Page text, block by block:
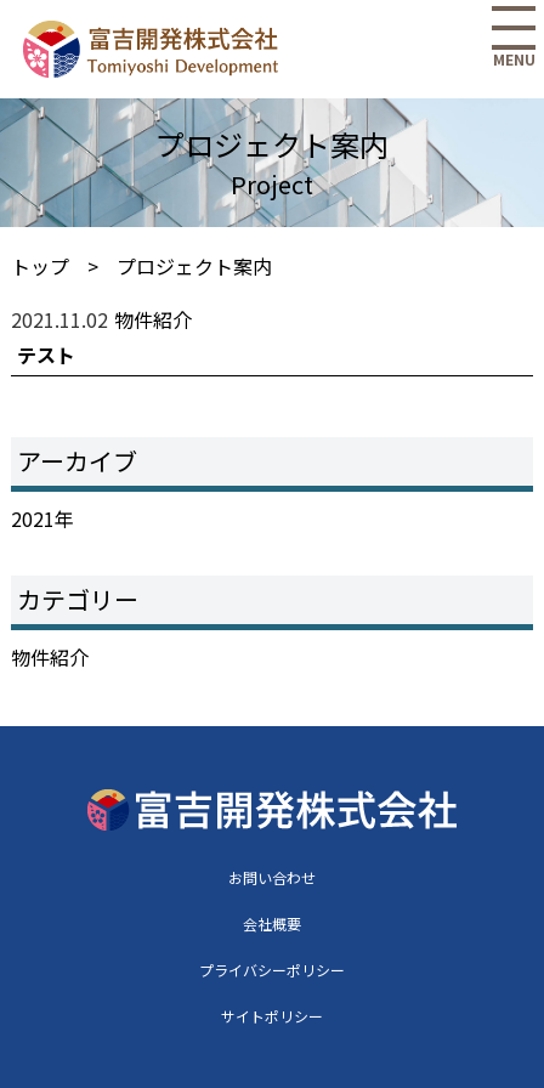
MENU
プロジェクト案内
トップ
プロジェクト案内
2021.11.02 物件紹介
テスト
アーカイブ
2021年
カテゴリー
物件紹介
お問い合わせ
会社概要
プライバシーポリシー
サイトポリシー